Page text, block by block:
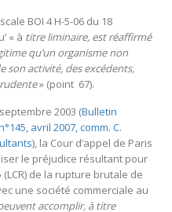
BOI 4 H-5-06 du 18
« à titre liminaire, est réaffirmé
qu’un organisme non
son activité, des excédents,
» (point 67).
2003 (Bulletin
avril 2007, comm. C.
), la Cour d’appel de Paris
le préjudice résultant pour
(LCR) de la rupture brutale de
une société commerciale au
accomplir, à titre